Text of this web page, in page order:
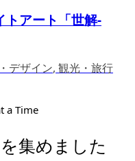
トアート「世解-
デザイン, 観光・旅行
a Time
集めました